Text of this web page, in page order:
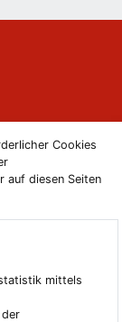
Cookies
auf diesen Seiten
mittels
der